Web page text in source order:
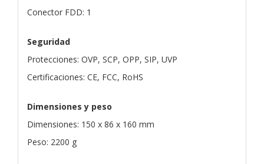
Conector FDD: 1
Seguridad
Protecciones: OVP, SCP, OPP, SIP, UVP
Certificaciones: CE, FCC, RoHS
Dimensiones y peso
Dimensiones: 150 x 86 x 160 mm
Peso: 2200 g